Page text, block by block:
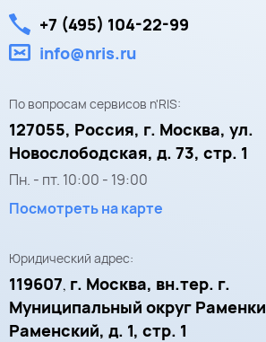
+7 (495) 104-22-99
info@nris.ru
По вопросам сервисов n'RIS:
127055, Россия, г. Москва, ул.
Новослободская, д. 73, стр. 1
Пн. - пт. 10:00 - 19:00
Посмотреть на карте
Юридический адрес:
119607, г. Москва, вн.тер. г.
Муниципальный округ Раменки
Раменский, д. 1, стр. 1